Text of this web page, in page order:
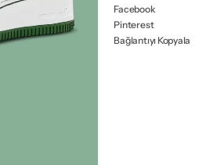
Facebook
Pinterest
Bağlantıyı Kopyala